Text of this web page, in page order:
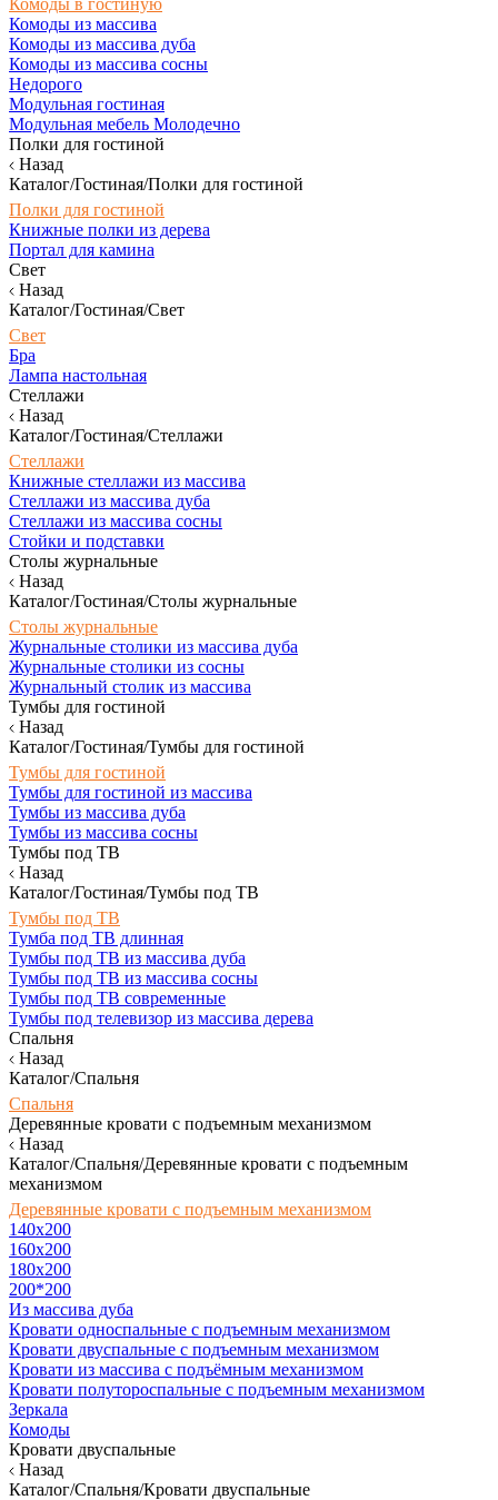
Комоды в гостиную
Комоды из массива
Комоды из массива дуба
Комоды из массива сосны
Недорого
Модульная гостиная
Модульная мебель Молодечно
Полки для гостиной
Назад
Каталог/Гостиная/Полки для гостиной
Полки для гостиной
Книжные полки из дерева
Портал для камина
Свет
Назад
Каталог/Гостиная/Свет
Свет
Бра
Лампа настольная
Стеллажи
Назад
Каталог/Гостиная/Стеллажи
Стеллажи
Книжные стеллажи из массива
Стеллажи из массива дуба
Стеллажи из массива сосны
Стойки и подставки
Столы журнальные
Назад
Каталог/Гостиная/Столы журнальные
Столы журнальные
Журнальные столики из массива дуба
Журнальные столики из сосны
Журнальный столик из массива
Тумбы для гостиной
Назад
Каталог/Гостиная/Тумбы для гостиной
Тумбы для гостиной
Тумбы для гостиной из массива
Тумбы из массива дуба
Тумбы из массива сосны
Тумбы под ТВ
Назад
Каталог/Гостиная/Тумбы под ТВ
Тумбы под ТВ
Тумба под ТВ длинная
Тумбы под ТВ из массива дуба
Тумбы под ТВ из массива сосны
Тумбы под ТВ современные
Тумбы под телевизор из массива дерева
Спальня
Назад
Каталог/Спальня
Спальня
Деревянные кровати с подъемным механизмом
Назад
Каталог/Спальня/Деревянные кровати с подъемным
механизмом
Деревянные кровати с подъемным механизмом
140x200
160х200
180х200
200*200
Из массива дуба
Кровати односпальные с подъемным механизмом
Кровати двуспальные с подъемным механизмом
Кровати из массива с подъёмным механизмом
Кровати полутороспальные с подъемным механизмом
Зеркала
Комоды
Кровати двуспальные
Назад
Каталог/Спальня/Кровати двуспальные